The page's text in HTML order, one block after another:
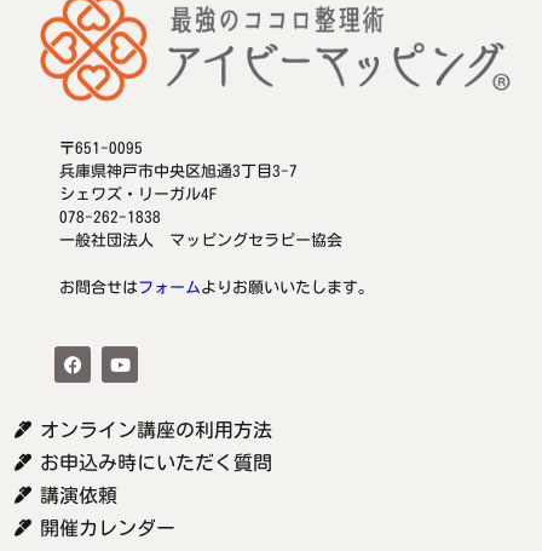
〒651-0095
兵庫県神戸市中央区旭通3丁目3-7
シェワズ・リーガル4F
078-262-1838
一般社団法人 マッピングセラピー協会
お問合せはフォームよりお願いいたします。
オンライン講座の利用方法
お申込み時にいただく質問
講演依頼
開催カレンダー